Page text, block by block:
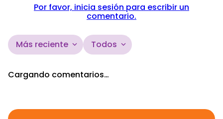
Por favor, inicia sesión para escribir un
comentario.
Más reciente Todos
Cargando comentarios…